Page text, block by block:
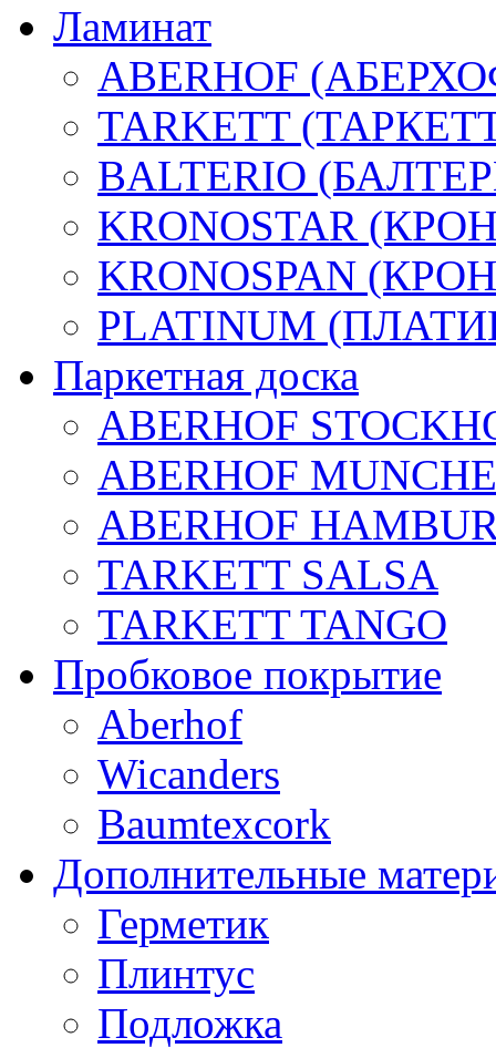
Ламинат
ABERHOF
TARKETT
BALTERIO
KRONOSTAR
KRONOSPAN
PLATINUM
Паркетная доска
ABERHOF
ABERHOF
ABERHOF
TARKETT SALSA
TARKETT TANGO
Пробковое покрытие
Aberhof
Wicanders
Baumtexcork
Дополнительные
Герметик
Плинтус
Подложка